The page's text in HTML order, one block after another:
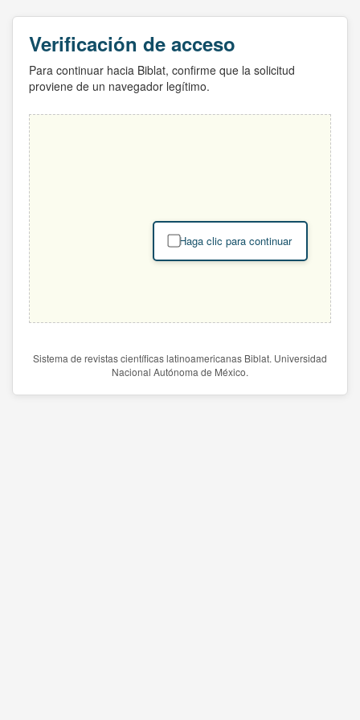
Verificación de acceso
Para continuar hacia Biblat, confirme que la solicitud
proviene de un navegador legítimo.
Haga clic para continuar
Sistema de revistas científicas latinoamericanas Biblat. Universidad
Nacional Autónoma de México.